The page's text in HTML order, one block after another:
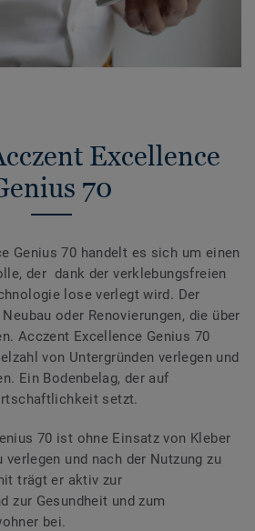
Excellence
70
Genius 70 handelt es sich um einen
der dank der verklebungsfreien
lose verlegt wird. Der
oder Renovierungen, die über
Acczent Excellence Genius 70
von Untergründen verlegen und
Ein Bodenbelag, der auf
setzt.
70 ist ohne Einsatz von Kleber
und nach der Nutzung zu
trägt er aktiv zur
zur Gesundheit und zum
bei.